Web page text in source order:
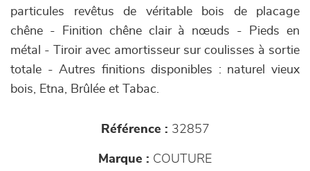
particules revêtus de véritable bois de placage
chêne - Finition chêne clair à nœuds - Pieds en
métal - Tiroir avec amortisseur sur coulisses à sortie
totale - Autres finitions disponibles : naturel vieux
bois, Etna, Brûlée et Tabac.
Référence : 32857
Marque : COUTURE